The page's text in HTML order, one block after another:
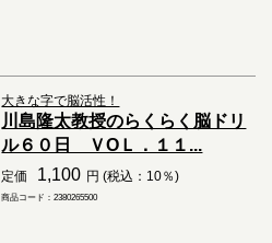
大きな字で脳活性！
川島隆太教授のらくらく脳ドリ
ル６０日 ＶОＬ．１１...
定価 1,100 円 (税込：10％)
商品コード：2380265500